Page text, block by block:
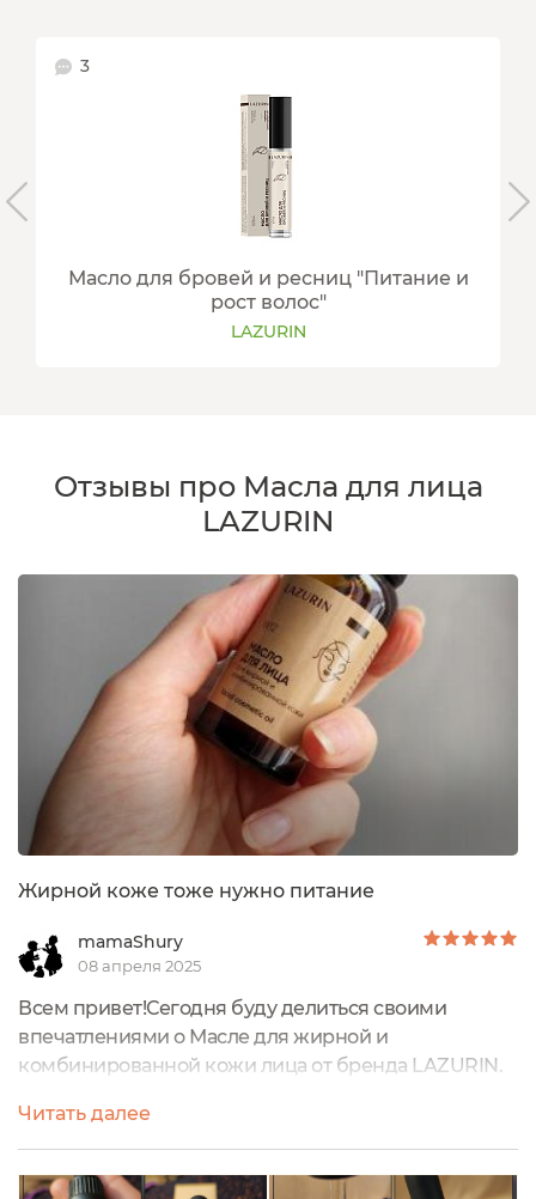
3
Масло для бровей и ресниц "Питание и
рост волос"
LAZURIN
Отзывы про Масла для лица
LAZURIN
Жирной коже тоже нужно питание
mamaShury
08 апреля 2025
Всем привет!Сегодня буду делиться своими
впечатлениями о Масле для жирной и
комбинированной кожи лица от бренда LAZURIN.
(комбинированная: жирная в Т-зоне и нормальная
на щеках) редко используют в своем уходе такого
рода средства, побаиваясь "нехорошего" эффекта.
Читать далее